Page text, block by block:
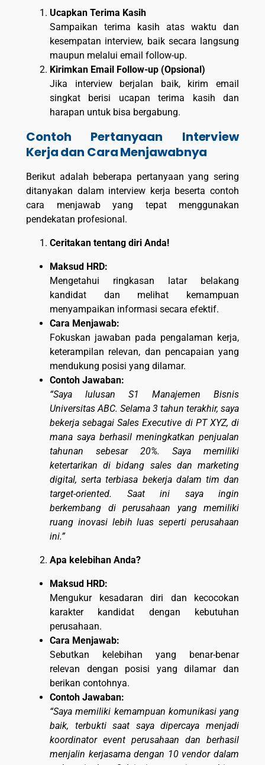
Ucapkan Terima Kasih
Sampaikan terima kasih atas waktu dan
kesempatan interview, baik secara langsung
maupun melalui email follow-up.
Kirimkan Email Follow-up (Opsional)
Jika interview berjalan baik, kirim email
singkat berisi ucapan terima kasih dan
harapan untuk bisa bergabung.
Contoh Pertanyaan Interview
Kerja dan Cara Menjawabnya
Berikut adalah beberapa pertanyaan yang sering
ditanyakan dalam interview kerja beserta contoh
cara menjawab yang tepat menggunakan
pendekatan profesional.
Ceritakan tentang diri Anda!
Maksud HRD:
Mengetahui ringkasan latar belakang
kandidat dan melihat kemampuan
menyampaikan informasi secara efektif.
Cara Menjawab:
Fokuskan jawaban pada pengalaman kerja,
keterampilan relevan, dan pencapaian yang
mendukung posisi yang dilamar.
Contoh Jawaban:
“Saya lulusan S1 Manajemen Bisnis
Universitas ABC. Selama 3 tahun terakhir, saya
bekerja sebagai Sales Executive di PT XYZ, di
mana saya berhasil meningkatkan penjualan
tahunan sebesar 20%. Saya memiliki
ketertarikan di bidang sales dan marketing
digital, serta terbiasa bekerja dalam tim dan
target-oriented. Saat ini saya ingin
berkembang di perusahaan yang memiliki
ruang inovasi lebih luas seperti perusahaan
ini.”
Apa kelebihan Anda?
Maksud HRD:
Mengukur kesadaran diri dan kecocokan
karakter kandidat dengan kebutuhan
perusahaan.
Cara Menjawab:
Sebutkan kelebihan yang benar-benar
relevan dengan posisi yang dilamar dan
berikan contohnya.
Contoh Jawaban:
“Saya memiliki kemampuan komunikasi yang
baik, terbukti saat saya dipercaya menjadi
koordinator event perusahaan dan berhasil
menjalin kerjasama dengan 10 vendor dalam